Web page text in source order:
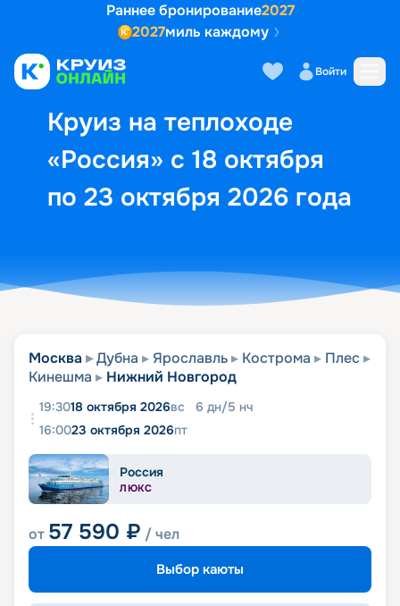
Раннее бронирование2027
2027миль каждому
Войти
Круиз на теплоходе
«Россия» с 18 октября
по 23 октября 2026 года
Выбор кают Маршрут и
Москва Дубна Ярославль Кострома
Плес
Кинешма
Нижний Новгород
19:3018 октября 2026вс 6 дн/5 нч
16:0023 октября 2026пт
Россия
ЛЮКС
от 57 590 ₽ / чел
Выбор каюты